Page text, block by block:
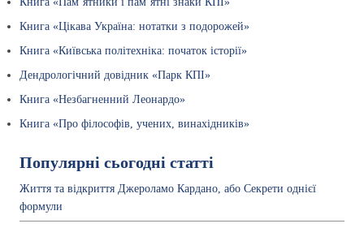
Книга «Цікава Україна: нотатки з подорожей»
Книга «Київська політехніка: початок історії»
Дендрологічний довідник «Парк КПІ»
Книга «Незбагненний Леонардо»
Книга «Про філософів, учених, винахідників»
Популярні сьогодні статті
Життя та відкриття Джероламо Кардано, або Секрети однієї
формули